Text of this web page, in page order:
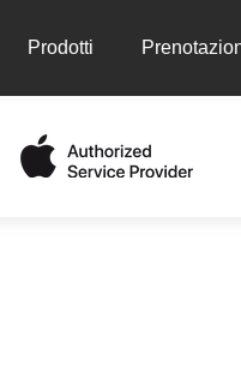
Prodotti Prenotazioni
Prodotti